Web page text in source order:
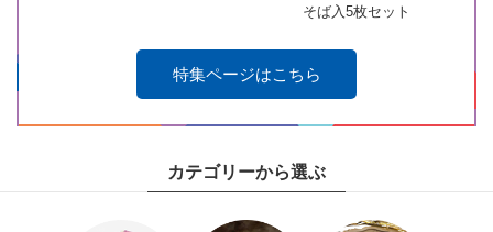
そば入5枚セット
特集ページはこちら
カテゴリーから選ぶ